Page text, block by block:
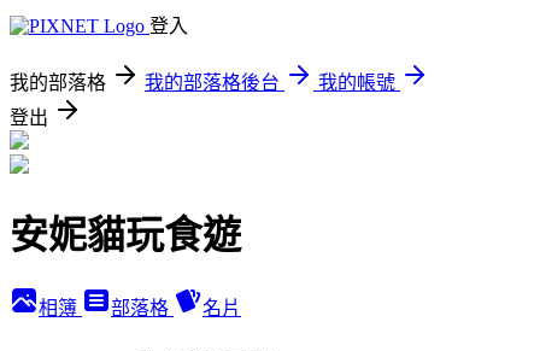
登入
我的部落格 我的部落格後台
我的帳號
登出
安妮貓玩食遊
相簿 部落格 名片